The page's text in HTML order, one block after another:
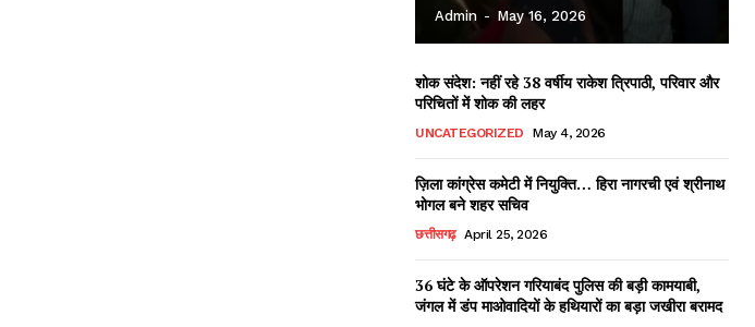
Admin - May 16, 2026
शोक संदेश: नहीं रहे 38 वर्षीय राकेश त्रिपाठी, परिवार और
परिचितों में शोक की लहर
UNCATEGORIZED May 4, 2026
ज़िला कांग्रेस कमेटी में नियुक्ति… हिरा नागरची एवं श्रीनाथ
भोगल बने शहर सचिव
छत्तीसगढ़ April 25, 2026
36 घंटे के ऑपरेशन गरियाबंद पुलिस की बड़ी कामयाबी,
जंगल में डंप माओवादियों के हथियारों का बड़ा जखीरा बरामद